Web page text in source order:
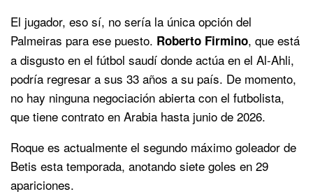
El jugador, eso sí, no sería la única opción del
Palmeiras para ese puesto. Roberto Firmino, que está
a disgusto en el fútbol saudí donde actúa en el Al-Ahli,
podría regresar a sus 33 años a su país. De momento,
no hay ninguna negociación abierta con el futbolista,
que tiene contrato en Arabia hasta junio de 2026.
Roque es actualmente el segundo máximo goleador de
Betis esta temporada, anotando siete goles en 29
apariciones.